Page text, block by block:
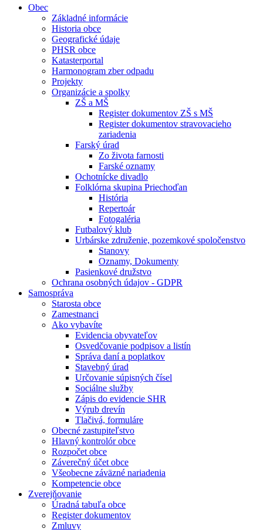
Obec
Základné informácie
Historia obce
Geografické údaje
PHSR obce
Katasterportal
Harmonogram zber odpadu
Projekty
Organizácie a spolky
ZŠ a MŠ
Register dokumentov ZŠ s MŠ
Register dokumentov stravovacieho
zariadenia
Farský úrad
Zo života farnosti
Farské oznamy
Ochotnícke divadlo
Folklórna skupina Priechoďan
História
Repertoár
Fotogaléria
Futbalový klub
Urbárske združenie, pozemkové spoločenstvo
Stanovy
Oznamy, Dokumenty
Pasienkové družstvo
Ochrana osobných údajov - GDPR
Samospráva
Starosta obce
Zamestnanci
Ako vybavíte
Evidencia obyvateľov
Osvedčovanie podpisov a listín
Správa daní a poplatkov
Stavebný úrad
Určovanie súpisných čísel
Sociálne služby
Zápis do evidencie SHR
Výrub drevín
Tlačivá, formuláre
Obecné zastupiteľstvo
Hlavný kontrolór obce
Rozpočet obce
Záverečný účet obce
Všeobecne záväzné nariadenia
Kompetencie obce
Zverejňovanie
Úradná tabuľa obce
Register dokumentov
Zmluvy